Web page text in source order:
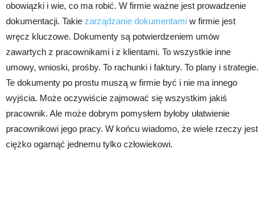
obowiązki i wie, co ma robić. W firmie ważne jest prowadzenie
dokumentacji. Takie zarządzanie dokumentami w firmie jest
wręcz kluczowe. Dokumenty są potwierdzeniem umów
zawartych z pracownikami i z klientami. To wszystkie inne
umowy, wnioski, prośby. To rachunki i faktury. To plany i strategie.
Te dokumenty po prostu muszą w firmie być i nie ma innego
wyjścia. Może oczywiście zajmować się wszystkim jakiś
pracownik. Ale może dobrym pomysłem byłoby ułatwienie
pracownikowi jego pracy. W końcu wiadomo, że wiele rzeczy jest
ciężko ogarnąć jednemu tylko człowiekowi.